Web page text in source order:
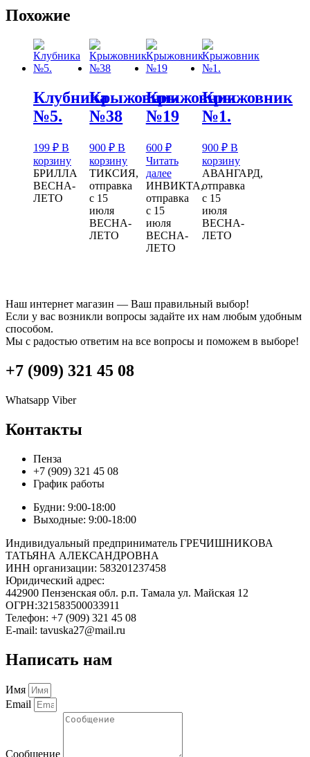
31
Похожие
Клубника
№5.
199 ₽ В
корзину
БРИЛЛА
ВЕСНА-
ЛЕТО
Крыжовник
№38
900₽ В
корзину
ТИКСИЯ,
отправка
с 15
июля
ВЕСНА-
ЛЕТО
Крыжовник
№19
600 ₽
Читать
далее
ИНВИКТА,
отправка
с 15
июля
ВЕСНА-
ЛЕТО
Крыжовник
№1.
900 ₽ В
корзину
АВАНГАРД,
отправка
с 15
июля
ВЕСНА-
ЛЕТО
Наш интернет магазин — Ваш правильный выбор!
Если у вас возникли вопросы задайте их нам любым удобным
способом.
Мы с радостью ответим на все вопросы и поможем в выборе!
+7 (909) 321 45 08
Whatsapp Viber
Контакты
Пенза
+7 (909) 321 45 08
График работы
Будни: 9:00-18:00
Выходные: 9:00-18:00
Индивидуальный предприниматель ГРЕЧИШНИКОВА
ТАТЬЯНА АЛЕКСАНДРОВНА
ИНН организации: 583201237458
Юридический адрес:
442900 Пензенская обл. р.п. Тамала ул. Майская 12
ОГРН:321583500033911
Телефон: +7 (909) 321 45 08
E-mail: tavuska27@mail.ru
Написать нам
Имя
Email
Сообщение